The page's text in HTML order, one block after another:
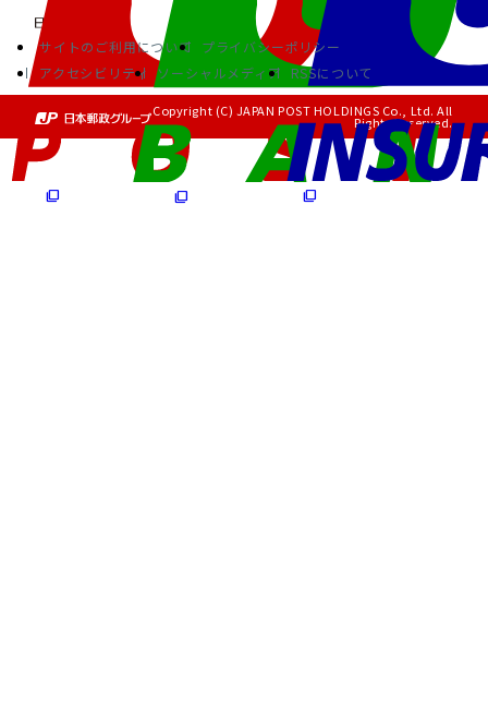
サイトのご利用について
プライバシーポリシー
アクセシビリティ
ソーシャルメディア RSSについて
Copyright (C) JAPAN POST HOLDINGS Co., Ltd. All
Rights Reserved.